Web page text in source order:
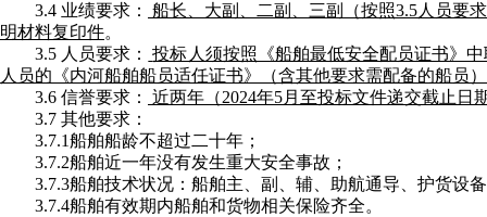
3.4 业绩要求：
船长、大副、二副、三副（按照3.5人员要
明材料复印件。
3.5 人员要求：
投标人须按照《船舶最低安全配员证书》
人员的《内河船舶船员适任证书》（含其他要求需配备的船员
3.6 信誉要求：
近两年（2024年5月至投标文件递交截止日
3.7 其他要求：
3.7.1船舶船龄不超过二十年；
3.7.2船舶近一年没有发生重大安全事故；
3.7.3船舶技术状况：船舶主、副、辅、助航通导、护货设
3.7.4船舶有效期内船舶和货物相关保险齐全。